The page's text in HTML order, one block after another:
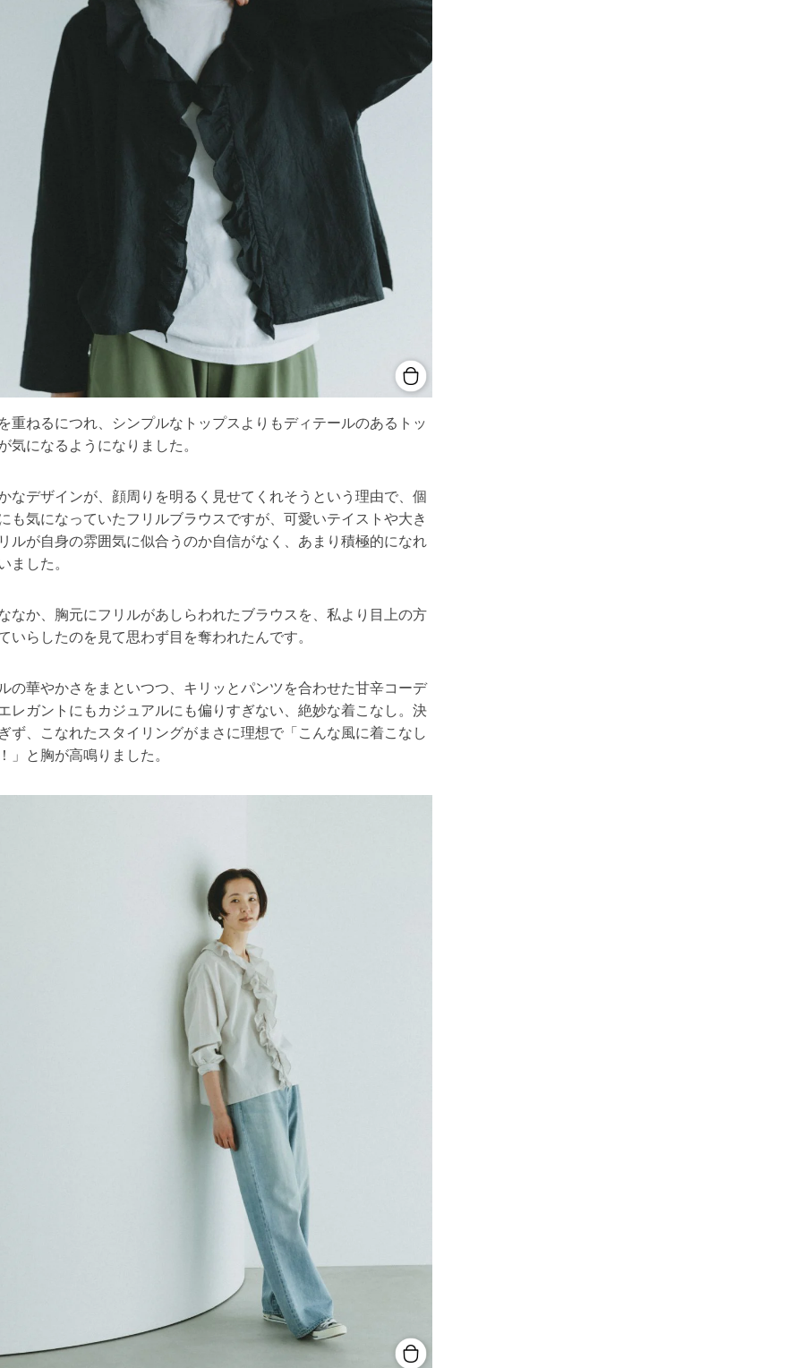
重ねるにつれ、シンプルなトップスよりもディテールのあるトッ
気になるようになりました。
なデザインが、顔周りを明るく見せてくれそうという理由で、個
も気になっていたフリルブラウスですが、可愛いテイストや大き
ルが自身の雰囲気に似合うのか自信がなく、あまり積極的になれ
ました。
なか、胸元にフリルがあしらわれたブラウスを、私より目上の方
いらしたのを見て思わず目を奪われたんです。
の華やかさをまといつつ、キリッとパンツを合わせた甘辛コーデ
レガントにもカジュアルにも偏りすぎない、絶妙な着こなし。決
ず、こなれたスタイリングがまさに理想で「こんな風に着こなし
」と胸が高鳴りました。